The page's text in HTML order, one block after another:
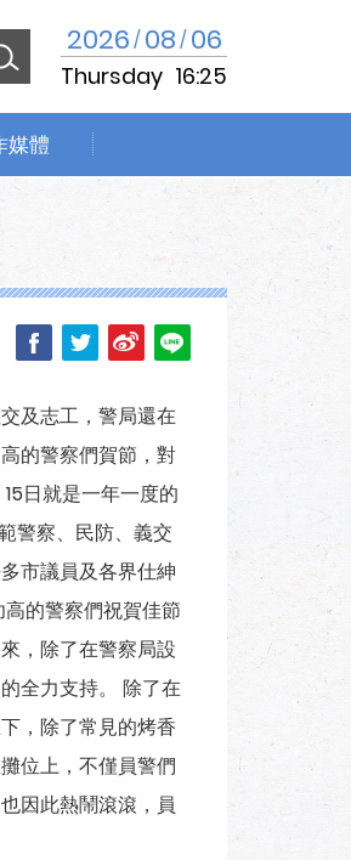
2026/ 08/ 06
Thursday 16:25
媒體
及志工，警局還在
的警察們賀節，對
日就是一年一度的
警察、民防、義交
市議員及各界仕紳
的警察們祝賀佳節
，除了在警察局設
全力支持。 除了在
，除了常見的烤香
位上，不僅員警們
因此熱鬧滾滾，員